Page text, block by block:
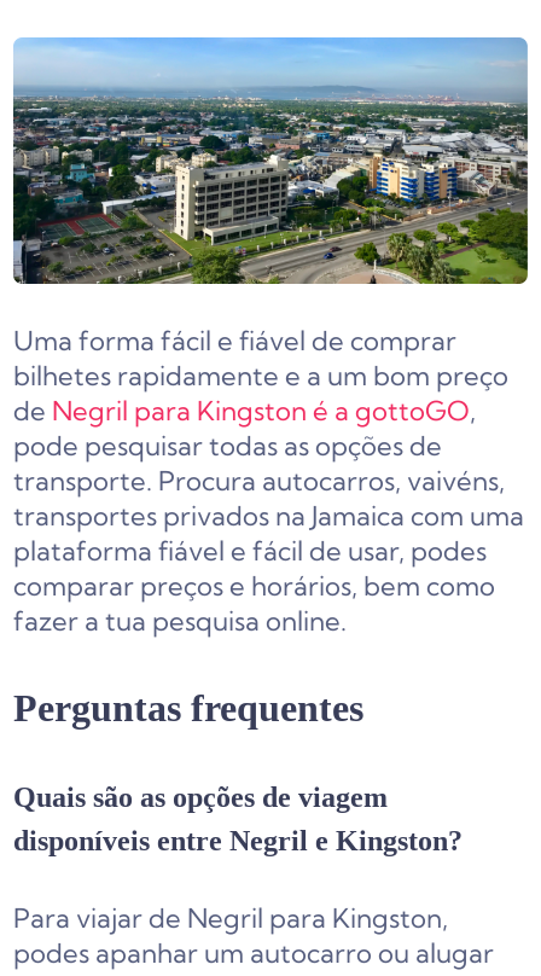
Uma forma fácil e fiável de comprar
bilhetes rapidamente e a um bom preço
de Negril para Kingston é a gottoGO,
pode pesquisar todas as opções de
transporte. Procura autocarros, vaivéns,
transportes privados na Jamaica com uma
plataforma fiável e fácil de usar, podes
comparar preços e horários, bem como
fazer a tua pesquisa online.
Perguntas frequentes
Quais são as opções de viagem
disponíveis entre Negril e Kingston?
Para viajar de Negril para Kingston,
podes apanhar um autocarro ou alugar